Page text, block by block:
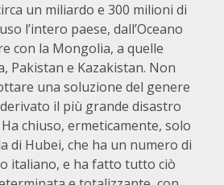
un miliardo e 300 milioni di
l’intero paese, dall’Oceano
con la Mongolia, a quelle
Pakistan e Kazakistan. Non
una soluzione del genere
il più grande disastro
chiuso, ermeticamente, solo
di Hubei, che ha un numero di
italiano, e ha fatto tutto ciò